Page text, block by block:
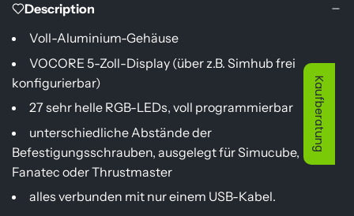
Description
Voll-Aluminium-Gehäuse
VOCORE 5-Zoll-Display (über z.B. Simhub frei
konfigurierbar)
27 sehr helle RGB-LEDs, voll programmierbar
unterschiedliche Abstände der
Befestigungsschrauben, ausgelegt für Simucube,
Fanatec oder Thrustmaster
alles verbunden mit nur einem USB-Kabel.
Kaufberatung